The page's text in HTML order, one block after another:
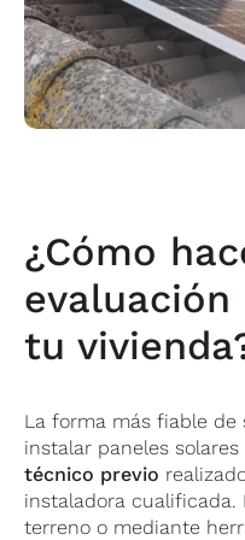
¿Cómo
tu
La forma más fiable de
instalar paneles
técnico previo
instaladora cualificada.
terreno o mediante